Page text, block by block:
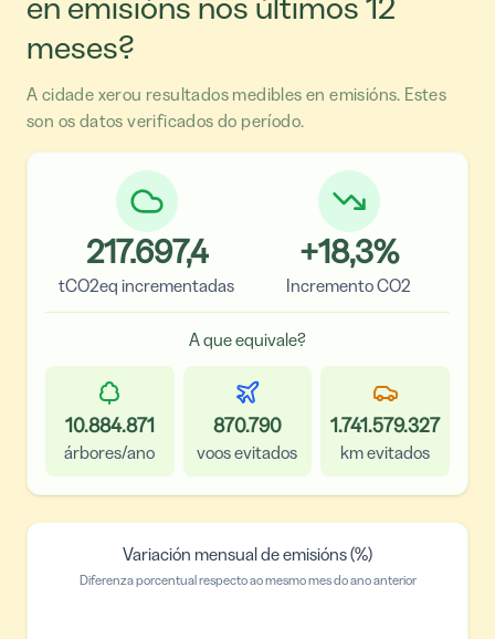
meses?
A cidade xerou resultados medibles en emisións. Estes
son os datos verificados do período.
217.697,4
tCO2eq incrementadas
+18,3%
Incremento CO2
A que equivale?
10.884.871
árbores/ano
870.790
voos evitados
1.741.579.327
km evitados
Variación mensual de emisións (%)
Diferenza porcentual respecto ao mesmo mes do ano anterior